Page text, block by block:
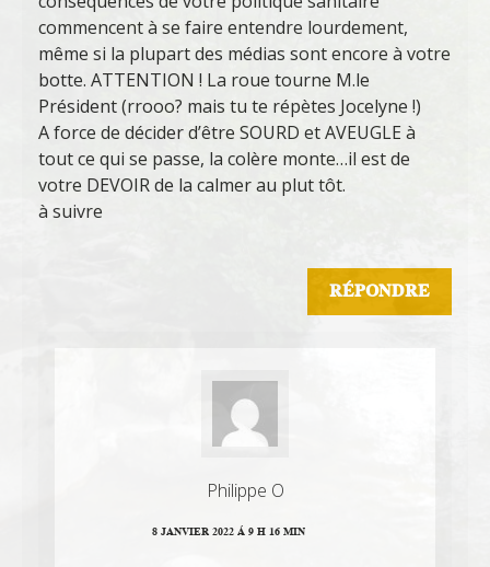
commencent à se faire entendre lourdement,
même si la plupart des médias sont encore à votre
botte. ATTENTION ! La roue tourne M.le
Président (rrooo? mais tu te répètes Jocelyne !)
A force de décider d’être SOURD et AVEUGLE à
tout ce qui se passe, la colère monte…il est de
votre DEVOIR de la calmer au plut tôt.
à suivre
RÉPONDRE
Philippe O
8 JANVIER 2022 Á 9 H 16 MIN